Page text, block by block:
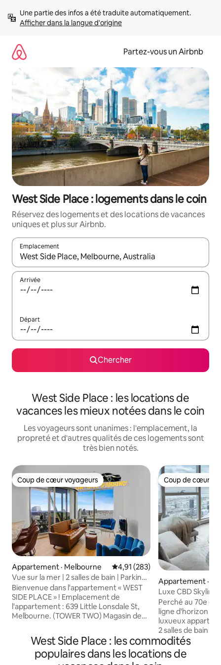
directement
Afficher dans la langue d'origine
Partez-vous un Airbnb
West Side Place : logements dans le coin
Réservez des logements et des locations de vacances
uniques et plus sur Airbnb.
Emplacement
Quand les résultats sont affichés, parcourez-les en utilisant
Arrivée
Départ
Chercher
West Side Place : les locations de
vacances les mieux notées dans le coin
Les voyageurs sont unanimes : l'emplacement, la
propreté et d'autres qualités de ces logements sont
très bien notés.
Coup de cœur voyageurs
Coup de cœur voyageurs
Appartement · Melbourne Note moyenne de 4,91 sur 5,
4,91 (283)
Vue sur la mer | 2 salles de bain | Parking
sur place, balcon, piscine (S34B)
Bienvenue dans l'appartement « WEST
SIDE PLACE » ! Emplacement de
l'appartement : 639 Little Lonsdale St,
Melbourne. (TOWER TWO) Magasin de
Melbourne (5 min à pied). Arrivée : à
partir de 15 h. Après 18 h, nous laisserons
votre clé dans un casier – il suffit de nous
prévenir à l'avance :) Le stationnement
Coup de cœur
Coup de cœur
Appartement ·
Luxe CBD Skyline
Perché au 70e
ligne d'horizon
luxueux
2 salles de bain
haut de gamme,
et d'un espace
au cœur du
West Side Place : les commodités
populaires dans les locations de